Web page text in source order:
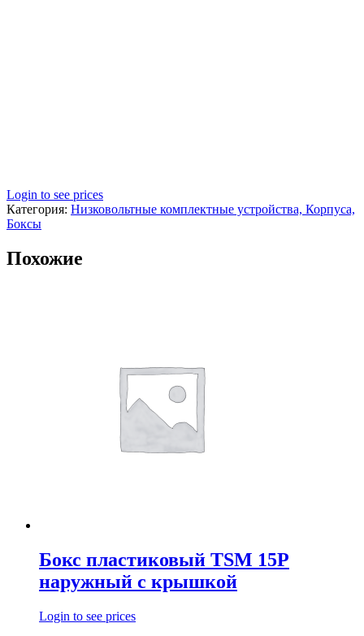
Login to see prices
Категория: Низковольтные комплектные устройства, Корпуса,
Боксы
Похожие
Бокс пластиковый TSM 15Р
наружный с крышкой
Login to see prices